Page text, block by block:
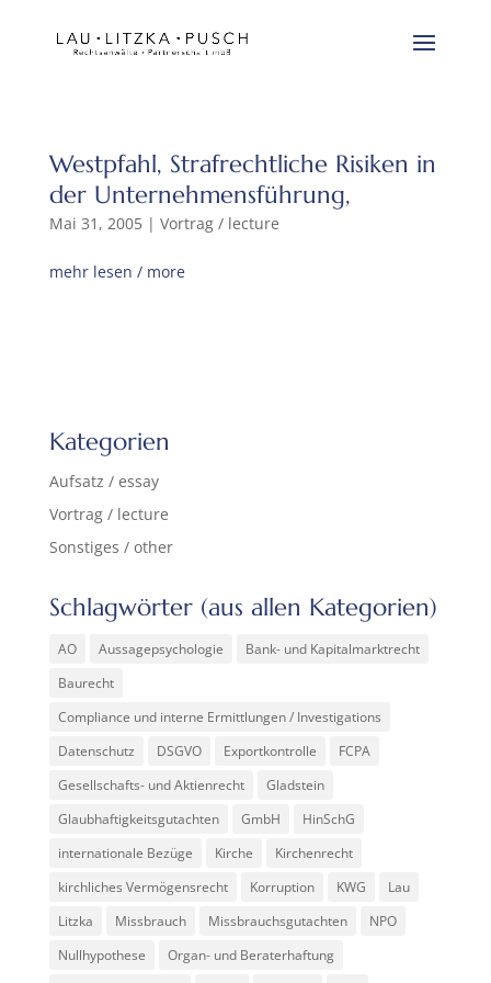
Westpfahl, Strafrechtliche Risiken in
der Unternehmensführung,
Mai 31, 2005| Vortrag / lecture
mehr lesen / more
Kategorien
Aufsatz / essay
Vortrag / lecture
Sonstiges / other
Schlagwörter (aus allen Kategorien)
AO Aussagepsychologie
Bank- und Kapitalmarktrecht
Baurecht
Compliance und interne Ermittlungen / Investigations
Datenschutz
DSGVO Exportkontrolle
FCPA
Gesellschafts- und Aktienrecht
Gladstein
Glaubhaftigkeitsgutachten
GmbH
HinSchG
internationale Bezüge
Kirche
Kirchenrecht
kirchliches Vermögensrecht
Korruption KWG
Lau
Litzka
Missbrauch Missbrauchsgutachten
NPO
Nullhypothese
Organ- und Beraterhaftung